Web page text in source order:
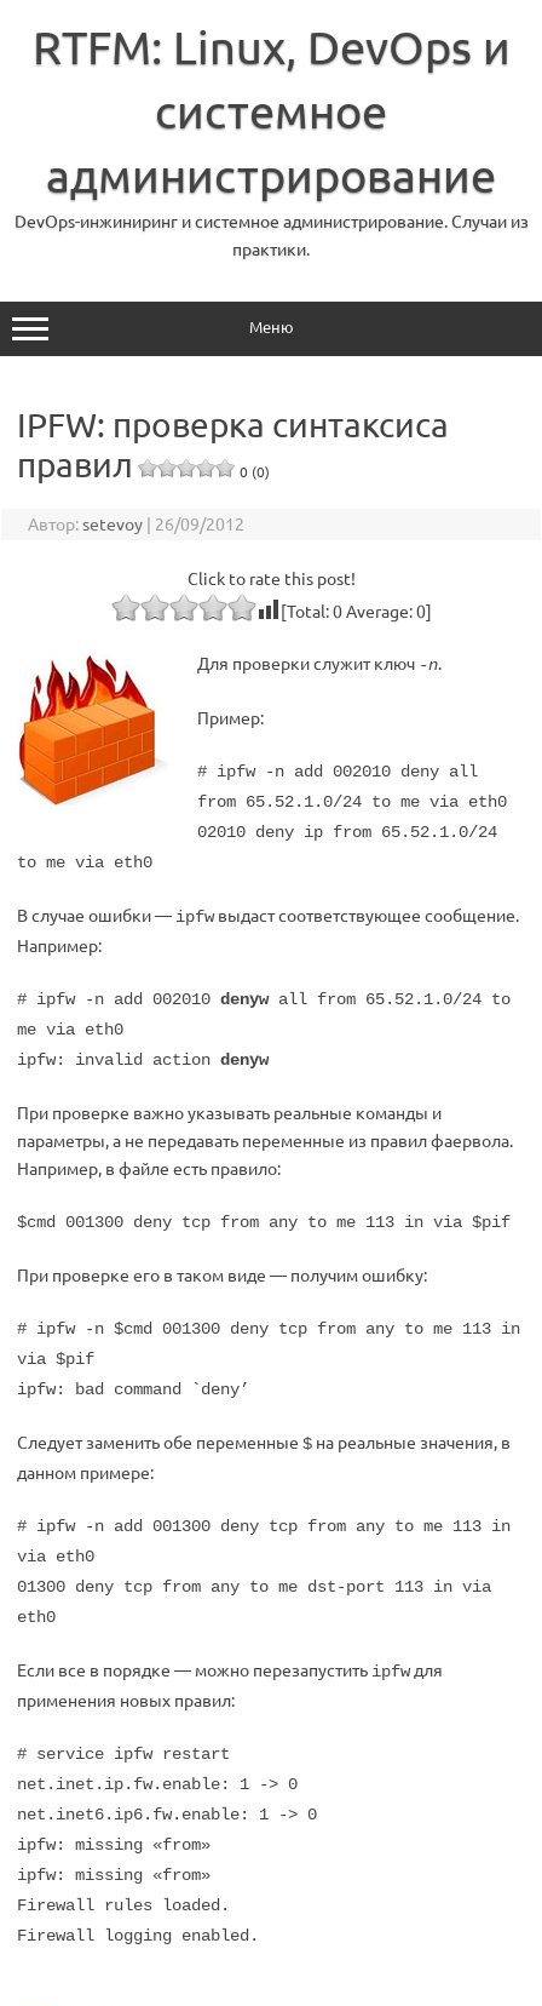
содержимому
RTFM: Linux, DevOps и
системное
администрирование
DevOps-инжиниринг и системное администрирование. Случаи из
практики.
Меню
IPFW: проверка синтаксиса
правил
0 (0)
Автор:setevoy | 26/09/2012
Click to rate this post!
[Total:0Average:0]
Для проверки служит ключ -n.
Пример:
# ipfw -n add 002010 deny all
from 65.52.1.0/24 to me via eth0
02010 deny ip from 65.52.1.0/24
to me via eth0
В случае ошибки — ipfwвыдаст соответствующее сообщение.
Например:
# ipfw -n add 002010 denywall from 65.52.1.0/24 to
me via eth0
ipfw: invalid action denyw
При проверке важно указывать реальные команды и
параметры, а не передавать переменные из правил фаервола.
Например, в файле есть правило:
$cmd 001300 deny tcp from any to me 113 in via $pif
При проверке его в таком виде — получим ошибку:
# ipfw -n $cmd 001300 deny tcp from any to me 113 in
via $pif
ipfw: bad command `deny’
Следует заменить обе переменные $ на реальные значения, в
данном примере:
# ipfw -n add 001300 deny tcp from any to me 113 in
via eth0
01300 deny tcp from any to me dst-port 113 in via
eth0
Если все в порядке — можно перезапустить ipfwдля
применения новых правил:
# service ipfw restart
net.inet.ip.fw.enable: 1 -> 0
net.inet6.ip6.fw.enable: 1 -> 0
ipfw: missing «from»
ipfw: missing «from»
Firewall rules loaded.
Firewall logging enabled.